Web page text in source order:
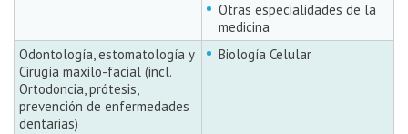
Otras especialidades de la
medicina
Odontología, estomatología y
Cirugía maxilo-facial (incl.
Ortodoncia, prótesis,
prevención de enfermedades
dentarias)
Biología Celular